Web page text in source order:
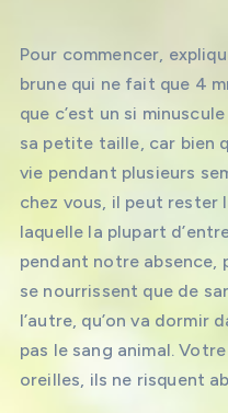
Pour commencer,
brune qui ne fait que 4
que c’est un si
sa petite taille, car bien
vie pendant plusieurs
chez vous, il peut rester
laquelle la plupart
pendant notre absence,
se nourrissent que de
l’autre, qu’on va
pas le sang animal.
oreilles, ils ne risquent